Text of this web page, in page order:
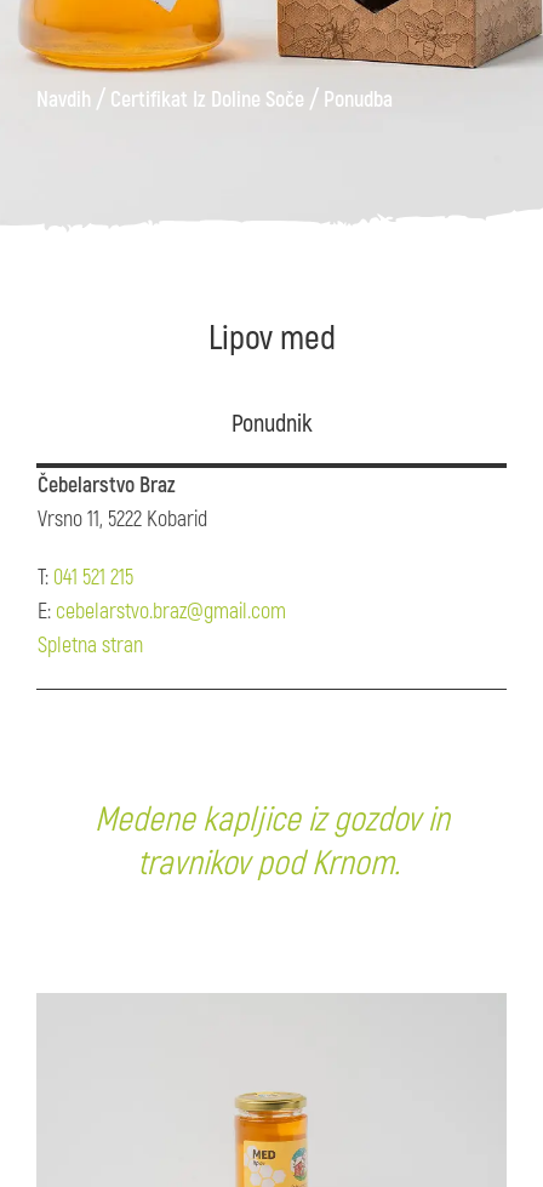
Navdih / Certifikat Iz Doline Soče / Ponudba
Lipov med
Ponudnik
Čebelarstvo Braz
Vrsno 11, 5222 Kobarid
T: 041 521 215
E: cebelarstvo.braz@gmail.com
Spletna stran
Medene kapljice iz gozdov in
travnikov pod Krnom.